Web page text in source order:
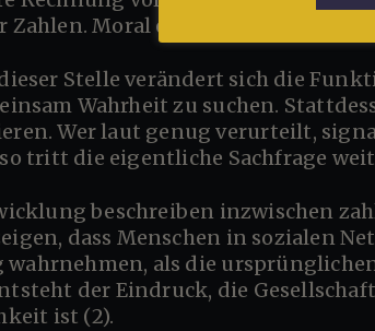
Zahlen. Moral ersetzt die Prüfung
Wahrheit zu suchen.
Wer laut genug verurteilt,
tritt die eigentliche Sachfrage
dass Menschen in sozialen
wahrnehmen, als die
der Eindruck, die
ist (2).